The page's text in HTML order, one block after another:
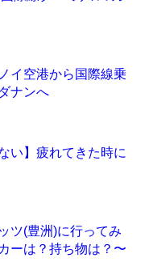
イ空港から国際線乗
ナンへ
い】疲れてきた時に
ツ(豊洲)に行ってみ
ーは？持ち物は？〜